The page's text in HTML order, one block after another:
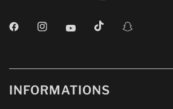
INFORMATIONS